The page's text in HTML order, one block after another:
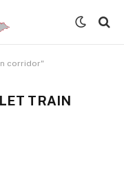
corridor"
TRAIN